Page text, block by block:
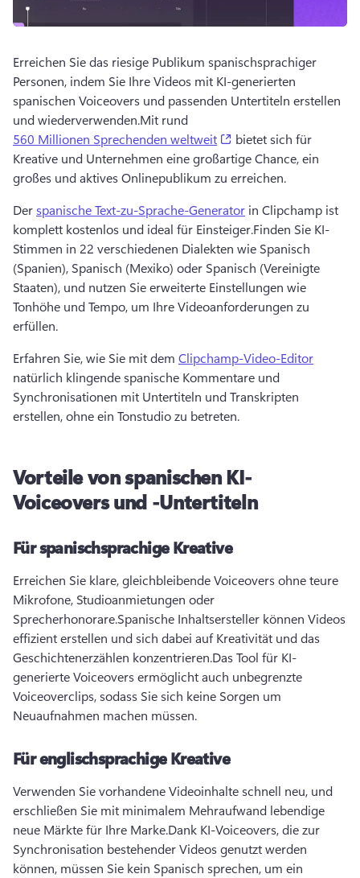
Erreichen Sie das riesige Publikum spanischsprachiger
Personen, indem Sie Ihre Videos mit KI-generierten
spanischen Voiceovers und passenden Untertiteln erstellen
und wiederverwenden.Mit rund
560 Millionen Sprechenden weltweit
(opens in a new tab)
bietet sich für
Kreative und Unternehmen eine großartige Chance, ein
großes und aktives Onlinepublikum zu erreichen.
Der spanische Text-zu-Sprache-Generator in Clipchamp ist
komplett kostenlos und ideal für Einsteiger.Finden Sie KI-
Stimmen in 22 verschiedenen Dialekten wie Spanisch
(Spanien), Spanisch (Mexiko) oder Spanisch (Vereinigte
Staaten), und nutzen Sie erweiterte Einstellungen wie
Tonhöhe und Tempo, um Ihre Videoanforderungen zu
erfüllen.
Erfahren Sie, wie Sie mit dem Clipchamp-Video-Editor
natürlich klingende spanische Kommentare und
Synchronisationen mit Untertiteln und Transkripten
erstellen, ohne ein Tonstudio zu betreten.
Vorteile von spanischen KI-
Voiceovers und -Untertiteln
Für spanischsprachige Kreative
Erreichen Sie klare, gleichbleibende Voiceovers ohne teure
Mikrofone, Studioanmietungen oder
Sprecherhonorare.Spanische Inhaltsersteller können Videos
effizient erstellen und sich dabei auf Kreativität und das
Geschichtenerzählen konzentrieren.Das Tool für KI-
generierte Voiceovers ermöglicht auch unbegrenzte
Voiceoverclips, sodass Sie sich keine Sorgen um
Neuaufnahmen machen müssen.
Für englischsprachige Kreative
Verwenden Sie vorhandene Videoinhalte schnell neu, und
erschließen Sie mit minimalem Mehraufwand lebendige
neue Märkte für Ihre Marke.Dank KI-Voiceovers, die zur
Synchronisation bestehender Videos genutzt werden
können, müssen Sie kein Spanisch sprechen, um ein